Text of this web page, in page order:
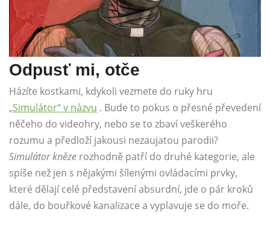
Odpusť mi, otče
Házíte kostkami, kdykoli vezmete do ruky hru
„Simulátor“ v názvu . Bude to pokus o přesné převedení
něčeho do videohry, nebo se to zbaví veškerého
rozumu a předloží jakousi nezaujatou parodii?
Simulátor kněze rozhodně patří do druhé kategorie, ale
spíše než jen s nějakými šílenými ovládacími prvky,
které dělají celé představení absurdní, jde o pár kroků
dále, do bouřkové kanalizace a vyplavuje se do moře.